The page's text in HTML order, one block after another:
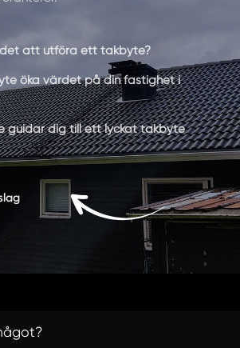
att utföra ett takbyte?
öka värdet på din fastighet i
guidar dig till ett lyckat takbyte